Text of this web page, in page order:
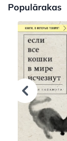
Populārakas